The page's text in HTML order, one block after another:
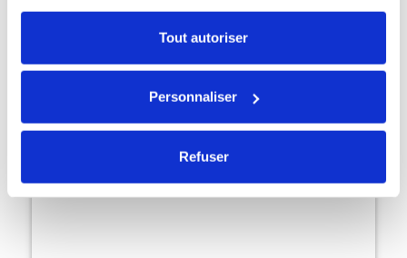
Tout autoriser
Personnaliser
Refuser
AirPods Pro 1 MageSafe